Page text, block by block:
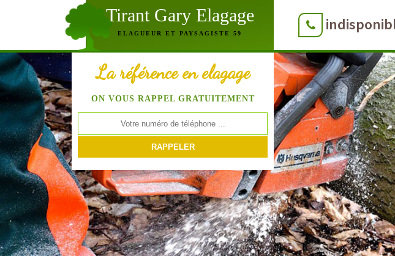
Tirant Gary Elagage
ELAGUEUR ET PAYSAGISTE 59
La référence en elagage
ON VOUS RAPPEL GRATUITEMENT